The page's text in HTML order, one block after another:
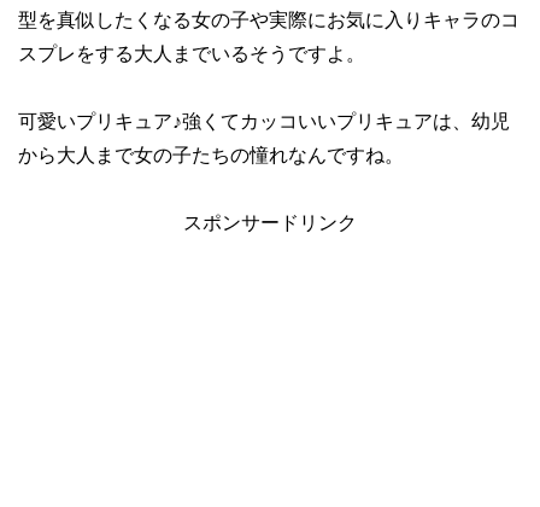
型を真似したくなる女の子や実際にお気に入りキャラのコ
スプレをする大人までいるそうですよ。
可愛いプリキュア♪強くてカッコいいプリキュアは、幼児
から大人まで女の子たちの憧れなんですね。
スポンサードリンク